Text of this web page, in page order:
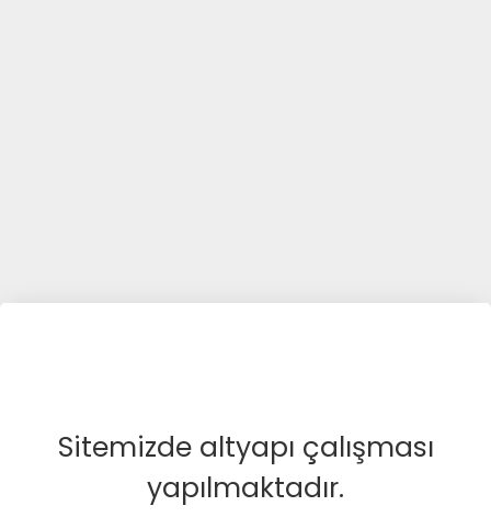
Sitemizde altyapı çalışması
yapılmaktadır.